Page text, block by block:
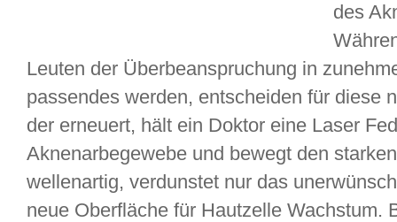
des
Leuten der Überbeanspruchung in
passendes werden, entscheiden für diese
der erneuert, hält ein Doktor eine Laser
Aknenarbegewebe und bewegt den
wellenartig, verdunstet nur das
neue Oberfläche für Hautzelle Wachstum.